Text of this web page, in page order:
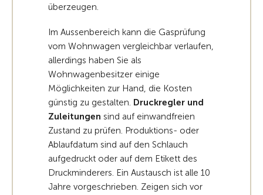
überzeugen.
Im Aussenbereich kann die Gasprüfung
vom Wohnwagen vergleichbar verlaufen,
allerdings haben Sie als
Wohnwagenbesitzer einige
Möglichkeiten zur Hand, die Kosten
günstig zu gestalten. Druckregler und
Zuleitungen sind auf einwandfreien
Zustand zu prüfen. Produktions- oder
Ablaufdatum sind auf den Schlauch
aufgedruckt oder auf dem Etikett des
Druckminderers. Ein Austausch ist alle 10
Jahre vorgeschrieben. Zeigen sich vor